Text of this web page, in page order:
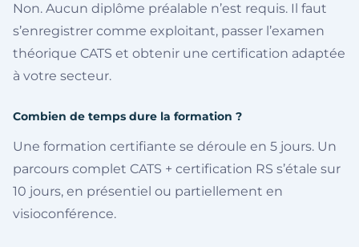
Non. Aucun diplôme préalable n’est requis. Il faut
s’enregistrer comme exploitant, passer l’examen
théorique CATS et obtenir une certification adaptée
à votre secteur.
Combien de temps dure la formation ?
Une formation certifiante se déroule en 5 jours. Un
parcours complet CATS + certification RS s’étale sur
10 jours, en présentiel ou partiellement en
visioconférence.